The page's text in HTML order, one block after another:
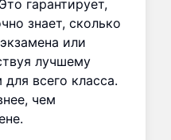
гарантирует,
знает, сколько
или
лучшему
всего класса.
чем